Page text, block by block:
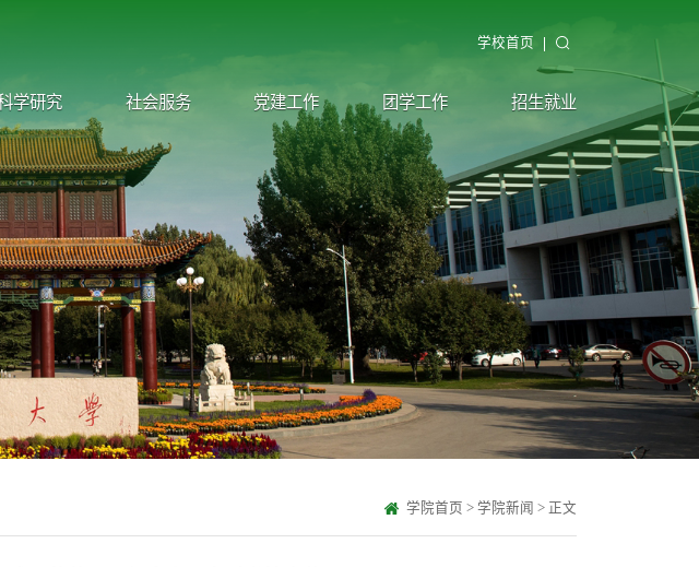
学校首页
学研究 社会服务 党建工作 团学工作 招生就业
学院首页 > 学院新闻 > 正文